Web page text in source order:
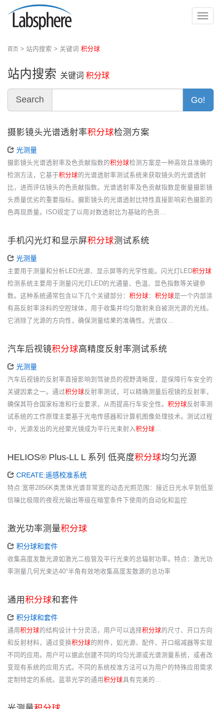
切
首页 > 站内搜索 > 关键词 积分球
站内搜索 关键词 积分球
Search Go!
摄影镜头光谱透射率积分球检测方案
光测量
摄影镜头光谱透射率及色贡献指数的积分球检测方案是一种高效且准确的
检测方法，它基于积分球 的光谱透射率测试系统来获取镜头的光谱透射
比，进而评估镜头的色贡献指数。光谱透射率及色贡献指数是衡量摄影镜
头质量优劣的重要指标。摄影镜头的光谱透射比特性直接影响彩色摄影的
色再现质量。ISO规定了以用对数透射比为基础的色贡…
手机闪光灯和显示屏积分球测试系统
光测量
主要用于测量和分析LED光源、显示屏等的光学性能。闪光灯LED积分球
检测系统主要用于测量闪光灯LED的光通量、色温、显色指数等关键参
数。这种系统通常包含以下几个关键部分： 积分球 ： 积分球是一个内部涂
有高反射率涂料的空腔球体，用于收集并均匀散射来自被测光源的光线。
它消除了光源的方向性，确保测量结果的准确性。光谱仪…
汽车后视镜积分球高精度反射率测试系统
光测量
汽车后视镜的反射率直接影响到驾驶员的视野清晰度，是保障行车安全的
关键因素之一。通过积分球反射率测试，可以精确测量后视镜的反射率，
确保其符合国家标准和行业要求，从而提高行车安全性。 积分球反射率测
试系统的工作原理主要基于光电传感器和计算机图像处理技术。测试过程
中，光源发出的光经聚光镜成为平行光束射入积分球…
HELIOS® Plus-LL L 系列 低亮度积分球均匀光源
CREATE:遥感校准系统
特点:宽带2856K类黑体光谱非常宽的动态光照范围：接近日光水平到低至
信噪比极限的夜视光输出等级在暗室条件下使用的自动化和监控
激光功率测量积分球
积分球和套件
收集高度发散光源如激光二极管及平行光束的总辐射功率。特点：激光功
率测量几何光束达40°半角有效地收集高度发散源的总功率
通用积分球和套件
积分球和套件
通用积分球 的结构设计十分灵活，用户可以选择积分球 的尺寸、开口方向
和反射材料，通过变换积分球 的附件，如光源、配件、开口缩减器等实现
不同的应用。用户可以据此创建不同的均匀光源或光谱测量系统，或者改
变现有系统的应用方式。不同的系统校准方法可以为用户的特殊应用需求
定制特定的系统。蓝菲光学的通用积分球具有完美的…